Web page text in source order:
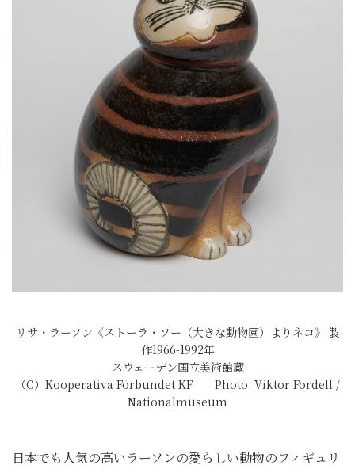
リサ・ラーソン《ストーラ・ソー（大きな動物園）よりネコ》 製
作1966-1992年
スウェーデン国立美術館蔵
（C）Kooperativa Förbundet KF Photo: Viktor Fordell /
Nationalmuseum
日本でも人気の高いラーソンの愛らしい動物のフィギュリ